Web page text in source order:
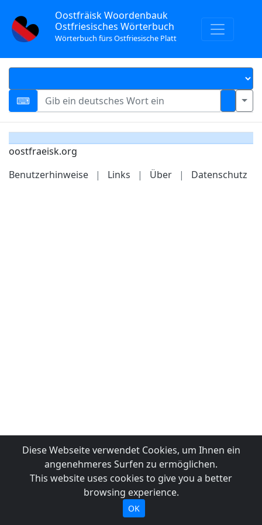
Oostfräisk Woordenbauk
Ostfriesisches Wörterbuch
Wörterbuch fürs Ostfriesische Platt
oostfraeisk.org
Benutzerhinweise
| Links | Über | Datenschutz
Diese Webseite verwendet Cookies, um Ihnen ein
angenehmeres Surfen zu ermöglichen.
This website uses cookies to give you a better
browsing experience.
OK